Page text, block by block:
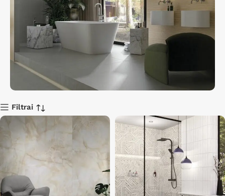
Išpardavimas
Nuolaidos iki 40%
Filtrai